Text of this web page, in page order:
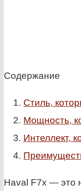
Содержание
Стиль,
Мощность,
Интеллект,
Haval F7x — это